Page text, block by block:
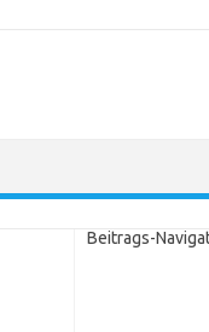
Beitrags-